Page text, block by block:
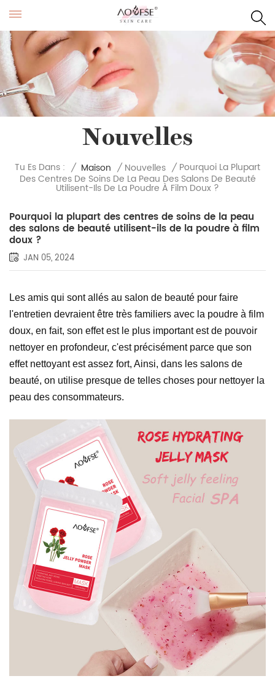
Nouvelles
Tu Es Dans : / Maison / Nouvelles / Pourquoi La Plupart
Des Centres De Soins De La Peau Des Salons De Beauté
Utilisent-Ils De La Poudre À Film Doux ?
Pourquoi la plupart des centres de soins de la peau
des salons de beauté utilisent-ils de la poudre à film
doux ?
JAN 05, 2024
Les amis qui sont allés au salon de beauté pour faire
l'entretien devraient être très familiers avec la poudre à film
doux, en fait, son effet est le plus important est de pouvoir
nettoyer en profondeur, c'est précisément parce que son
effet nettoyant est assez fort, Ainsi, dans les salons de
beauté, on utilise presque de telles choses pour nettoyer la
peau des consommateurs.